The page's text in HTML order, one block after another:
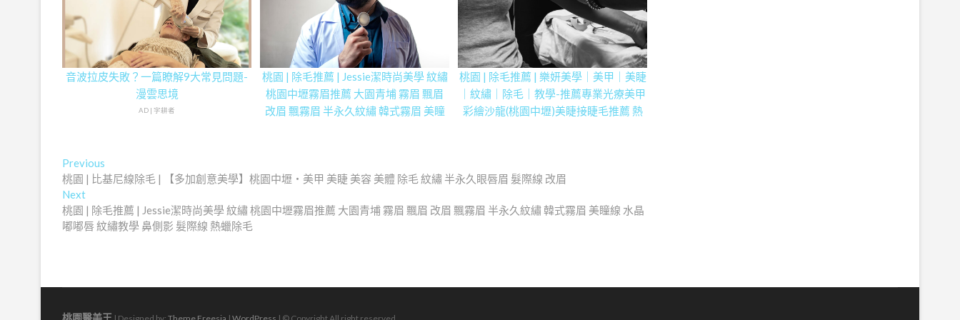
音波拉皮失敗？一篇瞭解9大常見問題-
漫雲思境
AD | 字耕者
桃園 | 除毛推薦 | Jessie潔時尚美學 紋繡
桃園中壢霧眉推薦 大園青埔 霧眉 飄眉
改眉 飄霧眉 半永久紋繡 韓式霧眉 美瞳
桃園 | 除毛推薦 | 樂妍美學｜美甲｜美睫
｜紋繡｜除毛｜教學-推薦專業光療美甲
彩繪沙龍(桃園中壢)美睫接睫毛推薦 熱
文
章
導
覽
Previous
post:
桃園 | 比基尼線除毛 | 【多加創意美學】桃園中壢‧美甲 美睫 美容 美體 除毛 紋繡 半永久眼唇眉 髮際線 改眉
NextNext
post:
桃園 | 除毛推薦 | Jessie潔時尚美學 紋繡 桃園中壢霧眉推薦 大園青埔 霧眉 飄眉 改眉 飄霧眉 半永久紋繡 韓式霧眉 美瞳線 水晶
嘟嘟唇 紋繡教學 鼻側影 髮際線 熱蠟除毛